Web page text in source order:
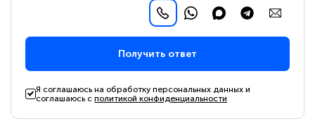
Получить ответ
Я соглашаюсь на обработку персональных данных и
соглашаюсь сполитикой конфиденциальности